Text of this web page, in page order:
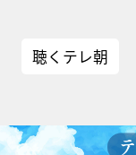
聴くテレ朝